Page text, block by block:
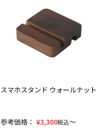
用途に応じて多様なデザイン展開が
可能で、企業ギフトやVIP向け贈答
品、展示会・イベントでの販売品、
キャラクターグッズなど、幅広いニ
ーズに対応します。
企業名やロゴの名入れ加工も可能な
スマホスタンド ウォールナット
参考価格： ¥3,300税込